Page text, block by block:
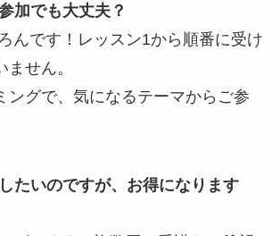
加でも大丈夫？
んです！レッスン1から順番に受け
せん。
ングで、気になるテーマからご参
たいのですが、お得になります